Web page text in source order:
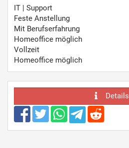
IT | Support
Feste Anstellung
Mit Berufserfahrung
Homeoffice möglich
Vollzeit
Homeoffice möglich
Details